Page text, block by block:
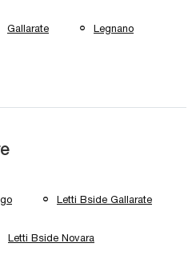
Gallarate Legnano
Letti Bside Gallarate
Letti Bside Novara